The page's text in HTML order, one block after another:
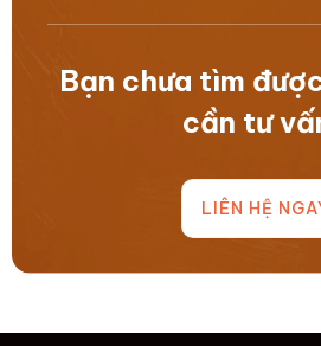
Bạn chưa tìm
cần tư
LIÊN HỆ